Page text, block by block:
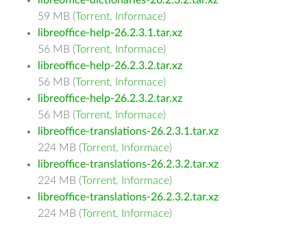
59 MB (Torrent, Informace)
libreoffice-help-26.2.3.1.tar.xz
56 MB (Torrent, Informace)
libreoffice-help-26.2.3.2.tar.xz
56 MB (Torrent, Informace)
libreoffice-help-26.2.3.2.tar.xz
56 MB (Torrent, Informace)
libreoffice-translations-26.2.3.1.tar.xz
224 MB (Torrent, Informace)
libreoffice-translations-26.2.3.2.tar.xz
224 MB (Torrent, Informace)
libreoffice-translations-26.2.3.2.tar.xz
224 MB (Torrent, Informace)